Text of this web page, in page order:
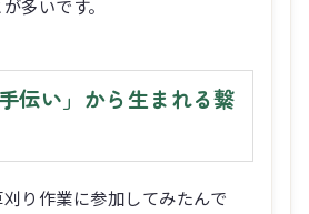
多いです。
伝い」から生まれる繋
刈り作業に参加してみたんで